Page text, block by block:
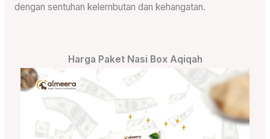
dengan sentuhan kelembutan dan kehangatan.
Harga Paket Nasi Box Aqiqah